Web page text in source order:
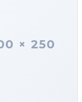
× 250